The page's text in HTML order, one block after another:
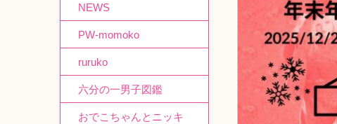
NEWS
PW-momoko
ruruko
六分の一男子図鑑
おでこちゃんとニッキ